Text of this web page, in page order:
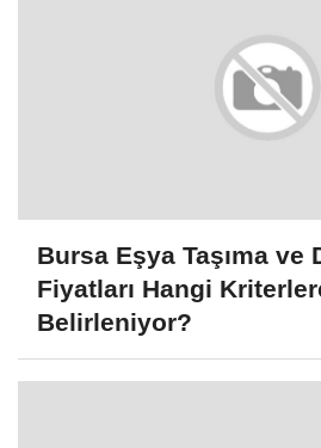
Bursa Eşya Taşıma ve
Fiyatları Hangi
Belirleniyor?